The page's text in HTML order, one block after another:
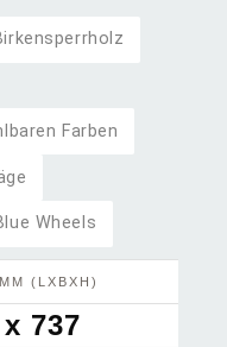
Farben
Wheels
(LXBXH)
737